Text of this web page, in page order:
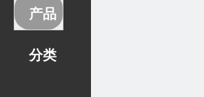
产品
分类